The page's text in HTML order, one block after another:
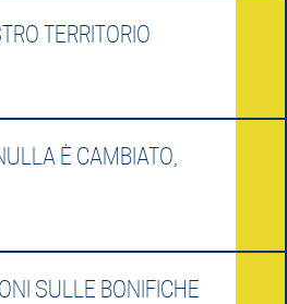
TERRITORIO
È CAMBIATO,
SULLE BONIFICHE